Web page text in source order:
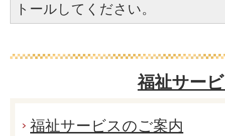
トールしてください。
福祉サー
福祉サービスのご案内